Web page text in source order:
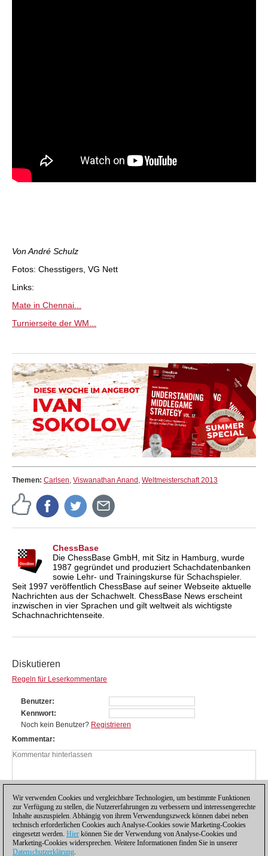
Von André Schulz
Fotos: Chesstigers, VG Nett
Links:
Mate in Chennai...
Turnierseite der WM...
Themen: Carlsen, Viswanathan Anand , Weltmeisterschaft 2013
ChessBase
Die ChessBase GmbH, mit Sitz in Hamburg, wurde
1987 gegründet und produziert Schachdatenbanken
sowie Lehr- und Trainingskurse für Schachspieler.
Seit 1997 veröffentlich ChessBase auf seiner Webseite aktuelle
Nachrichten aus der Schachwelt. ChessBase News erscheint
inzwischen in vier Sprachen und gilt weltweit als wichtigste
Schachnachrichtenseite.
Diskutieren
Regeln für Leserkommentare
Benutzer
Kennwort
Noch kein Benutzer? Registrieren
Kommentar
Wir verwenden Cookies und vergleichbare Technologien, um bestimmte Funktionen
zur Verfügung zu stellen, die Nutzererfahrungen zu verbessern und interessengerechte
Inhalte auszuspielen. Abhängig von ihrem Verwendungszweck können dabei neben
technisch erforderlichen Cookies auch Analyse-Cookies sowie Marketing-Cookies
eingesetzt werden. Hier können Sie der Verwendung von Analyse-Cookies und
Marketing-Cookies widersprechen. Weitere Informationen finden Sie in unserer
Datenschutzerklärung.